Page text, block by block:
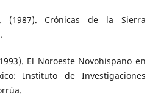
(1987). Crónicas de la Sierra
El Noroeste Novohispano en
Instituto de Investigaciones